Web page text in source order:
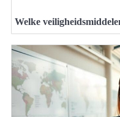
Welke